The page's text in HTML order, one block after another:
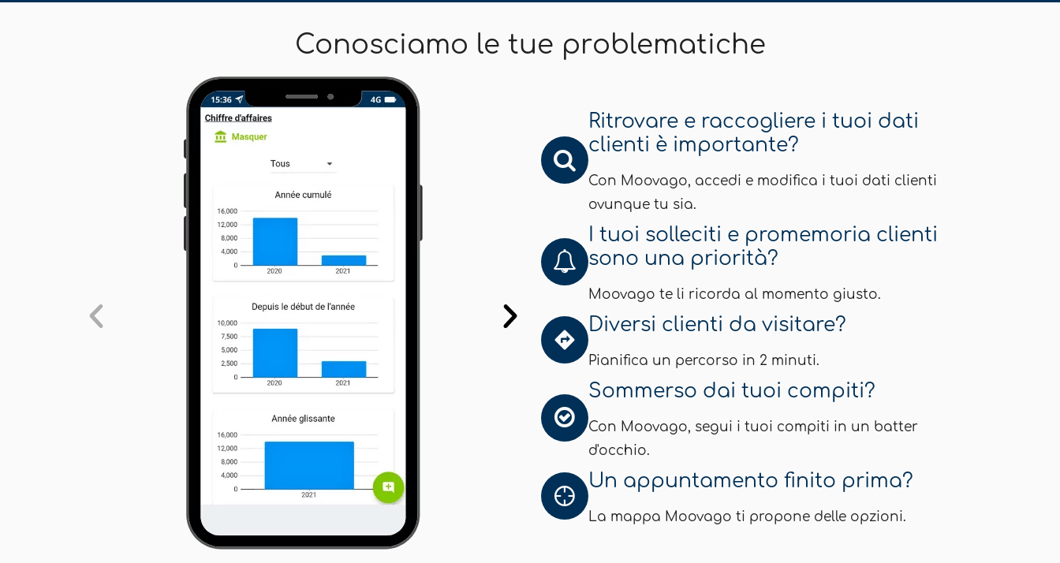
Conosciamo le tue problematiche
Ritrovare e raccogliere i tuoi dati
clienti è importante?
Con Moovago, accedi e modifica i tuoi dati clienti
ovunque tu sia.
I tuoi solleciti e promemoria clienti
sono una priorità?
Moovago te li ricorda al momento giusto.
Diversi clienti da visitare?
Pianifica un percorso in 2 minuti.
Sommerso dai tuoi compiti?
Con Moovago, segui i tuoi compiti in un batter
d'occhio.
Un appuntamento finito prima?
La mappa Moovago ti propone delle opzioni.